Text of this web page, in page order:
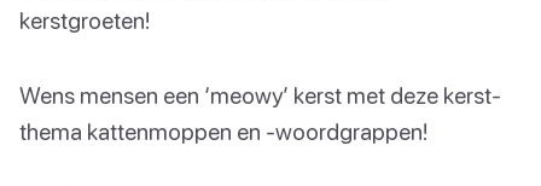
kerstgroeten!
Wens mensen een ‘meowy’ kerst met deze kerst-
thema kattenmoppen en -woordgrappen!